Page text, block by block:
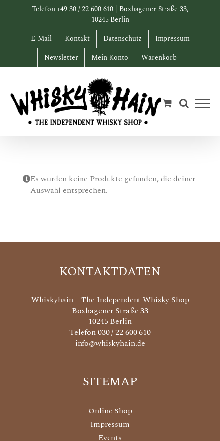
Telefon +49 30 / 22 600 610 | Boxhagener Straße 33,
10245 Berlin
E-Mail
Kontakt Datenschutz
Impressum
Newsletter
Mein Konto Warenkorb
Es wurden keine Produkte gefunden, die deiner
Auswahl entsprechen.
KONTAKTDATEN
Whiskyhain – The Independent Whisky Shop
Boxhagener Straße 33
10245 Berlin
Telefon 030 / 22 600 610
info@whiskyhain.de
SITEMAP
Online Shop
Impressum
Events